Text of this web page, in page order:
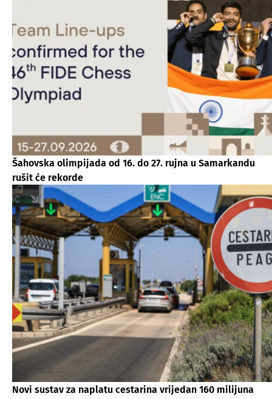
Šahovska olimpijada od 16. do 27. rujna u Samarkandu
rušit će rekorde
Novi sustav za naplatu cestarina vrijedan 160 milijuna